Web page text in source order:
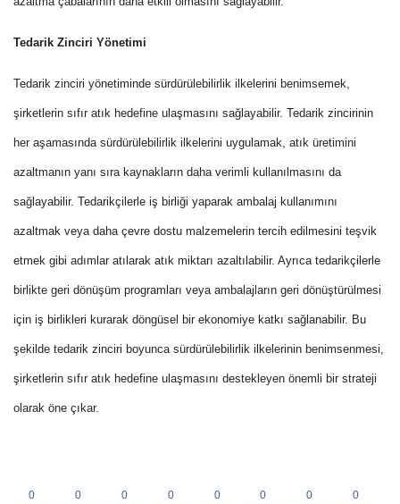
Tedarik Zinciri Yönetimi
Tedarik zinciri yönetiminde sürdürülebilirlik ilkelerini benimsemek,
şirketlerin sıfır atık hedefine ulaşmasını sağlayabilir. Tedarik zincirinin
her aşamasında sürdürülebilirlik ilkelerini uygulamak, atık üretimini
azaltmanın yanı sıra kaynakların daha verimli kullanılmasını da
sağlayabilir. Tedarikçilerle iş birliği yaparak ambalaj kullanımını
azaltmak veya daha çevre dostu malzemelerin tercih edilmesini teşvik
etmek gibi adımlar atılarak atık miktarı azaltılabilir. Ayrıca tedarikçilerle
birlikte geri dönüşüm programları veya ambalajların geri dönüştürülmesi
için iş birlikleri kurarak döngüsel bir ekonomiye katkı sağlanabilir. Bu
şekilde tedarik zinciri boyunca sürdürülebilirlik ilkelerinin benimsenmesi,
şirketlerin sıfır atık hedefine ulaşmasını destekleyen önemli bir strateji
olarak öne çıkar.